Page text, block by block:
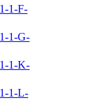
1-F-
1-G-
1-K-
1-L-